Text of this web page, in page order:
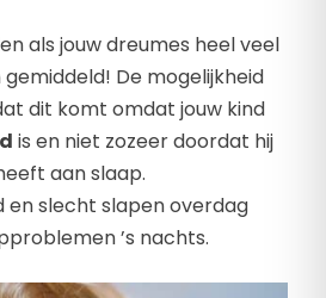
als jouw dreumes heel veel
De mogelijkheid
dit komt omdat jouw kind
is en niet zozeer doordat hij
aan slaap.
en slecht slapen overdag
’s nachts.